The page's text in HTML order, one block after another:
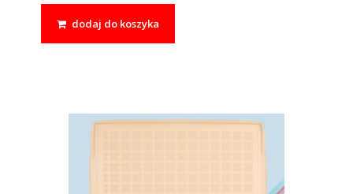
dodaj do koszyka